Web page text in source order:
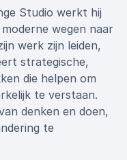
Studio werkt hij
wegen naar
werk zijn leiden,
strategische,
die helpen om
te verstaan.
denken en doen,
te